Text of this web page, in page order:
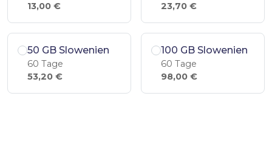
13,00 €
23,70 €
50 GB Slowenien
60 Tage
53,20 €
100 GB Slowenien
60 Tage
98,00 €